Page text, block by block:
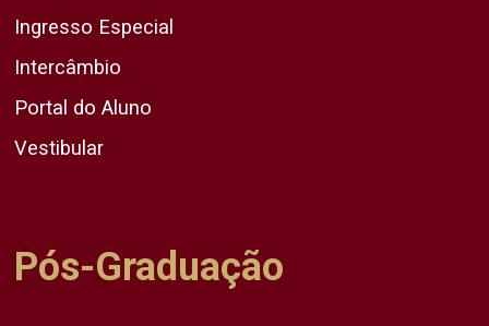
Ingresso Especial
Intercâmbio
Portal do Aluno
Vestibular
Pós-Graduação